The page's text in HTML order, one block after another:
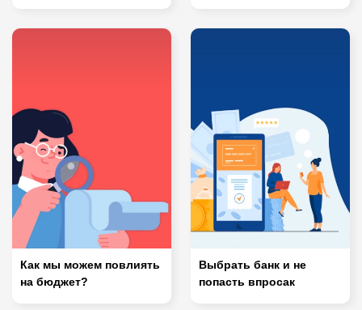
Как мы можем повлиять
на бюджет?
Выбрать банк и не
попасть впросак